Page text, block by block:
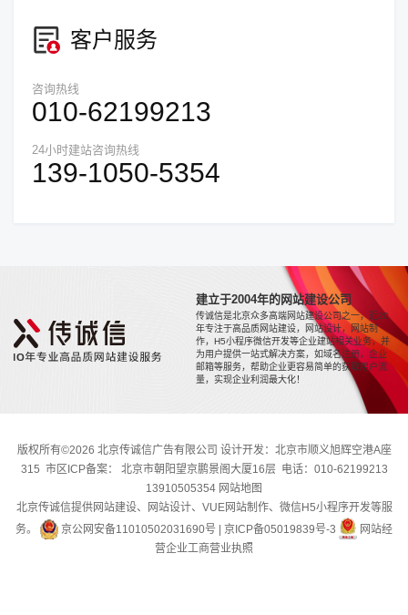
客户服务
咨询热线
010-62199213
24小时建站咨询热线
139-1050-5354
建立于2004年的网站建设公司
传诚信是北京众多高端网站建设公司之一，近20
年专注于高品质网站建设，网站设计，网站制
作，H5小程序微信开发等企业建站相关业务，并
为用户提供一站式解决方案，如域名注册，企业
邮箱等服务，帮助企业更容易简单的获取用户流
量，实现企业利润最大化！
版权所有©2026 北京传诚信广告有限公司 设计开发：北京市顺义旭辉空港A座
315 市区ICP备案： 北京市朝阳望京鹏景阁大厦16层 电话：010-62199213
13910505354 网站地图
北京传诚信提供网站建设、网站设计、VUE网站制作、微信H5小程序开发等服
务。
京公网安备11010502031690号 京ICP备05019839号-3
网站经
营企业工商营业执照